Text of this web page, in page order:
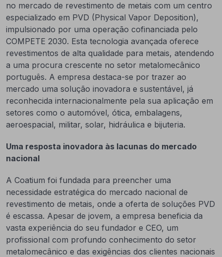
no mercado de revestimento de metais com um centro
especializado em PVD (Physical Vapor Deposition),
impulsionado por uma operação cofinanciada pelo
COMPETE 2030. Esta tecnologia avançada oferece
revestimentos de alta qualidade para metais, atendendo
a uma procura crescente no setor metalomecânico
português. A empresa destaca-se por trazer ao
mercado uma solução inovadora e sustentável, já
reconhecida internacionalmente pela sua aplicação em
setores como o automóvel, ótica, embalagens,
aeroespacial, militar, solar, hidráulica e bijuteria.
Uma resposta inovadora às lacunas do mercado
nacional
A Coatium foi fundada para preencher uma
necessidade estratégica do mercado nacional de
revestimento de metais, onde a oferta de soluções PVD
é escassa. Apesar de jovem, a empresa beneficia da
vasta experiência do seu fundador e CEO, um
profissional com profundo conhecimento do setor
metalomecânico e das exigências dos clientes nacionais